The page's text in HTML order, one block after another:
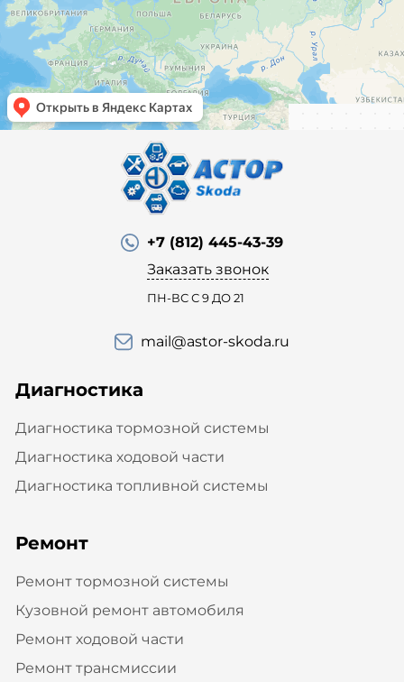
+7 (812) 445-43-39
Заказать звонок
ПН-ВС С 9 ДО 21
mail@astor-skoda.ru
Диагностика
Диагностика тормозной системы
Диагностика ходовой части
Диагностика топливной системы
Ремонт
Ремонт тормозной системы
Кузовной ремонт автомобиля
Ремонт ходовой части
Ремонт трансмиссии